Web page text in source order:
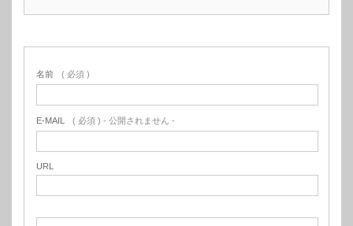
名前 ( 必須 )
E-MAIL ( 必須 ) - 公開されません -
URL